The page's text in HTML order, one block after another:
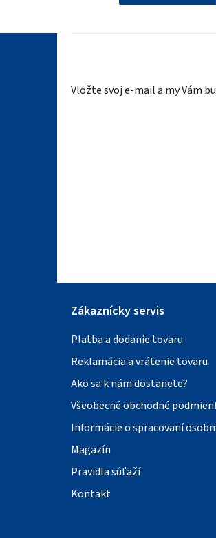
Vložte svoj e-mail a my Vám
Zákaznícky servis
Platba a dodanie tovaru
Reklamácia a vrátenie tovaru
Ako sa k nám dostanete?
Všeobecné obchodné
Informácie o spracovaní
Magazín
Pravidla súťaží
Kontakt